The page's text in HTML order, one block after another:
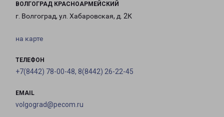
ВОЛГОГРАД КРАСНОАРМЕЙСКИЙ
г. Волгоград, ул. Хабаровская, д. 2К
на карте
ТЕЛЕФОН
+7(8442) 78-00-48, 8(8442) 26-22-45
EMAIL
volgograd@pecom.ru